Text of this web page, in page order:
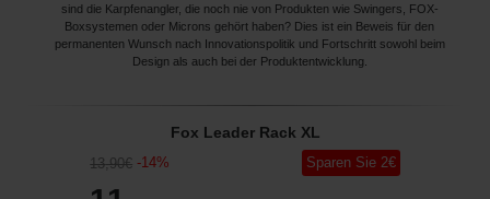
sind die Karpfenangler, die noch nie von Produkten wie Swingers, FOX-
Boxsystemen oder Microns gehört haben? Dies ist ein Beweis für den
permanenten Wunsch nach Innovationspolitik und Fortschritt sowohl beim
Design als auch bei der Produktentwicklung.
Fox Leader Rack XL
13,90€ -14% Sparen Sie 2€